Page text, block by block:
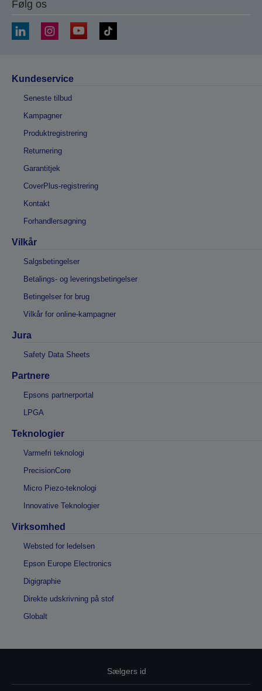
Følg os
Kundeservice
Seneste tilbud
Kampagner
Produktregistrering
Returnering
Garantitjek
CoverPlus-registrering
Kontakt
Forhandlersøgning
Vilkår
Salgsbetingelser
Betalings- og leveringsbetingelser
Betingelser for brug
Vilkår for online-kampagner
Jura
Safety Data Sheets
Partnere
Epsons partnerportal
LPGA
Teknologier
Varmefri teknologi
PrecisionCore
Micro Piezo-teknologi
Innovative Teknologier
Virksomhed
Websted for ledelsen
Epson Europe Electronics
Digigraphie
Direkte udskrivning på stof
Globalt
Sælgers id